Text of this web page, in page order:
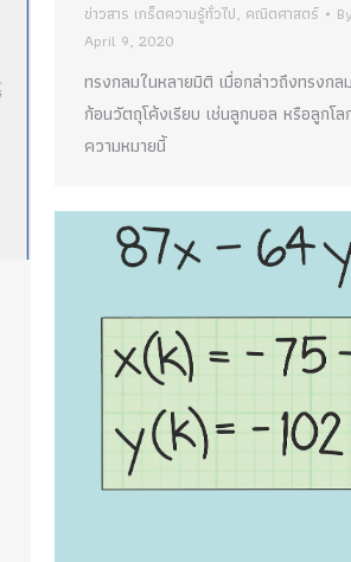
ข่าวสาร เกร็ดความรู้ทั่วไป, คณิตศาสตร์ By
April 9, 2020
ทรงกลมในหลายมิติ เมื่อกล่าวถึงทรงก
ก้อนวัตถุโค้งเรียบ เช่นลูกบอล หรือลูกโ
ความหมายนี้